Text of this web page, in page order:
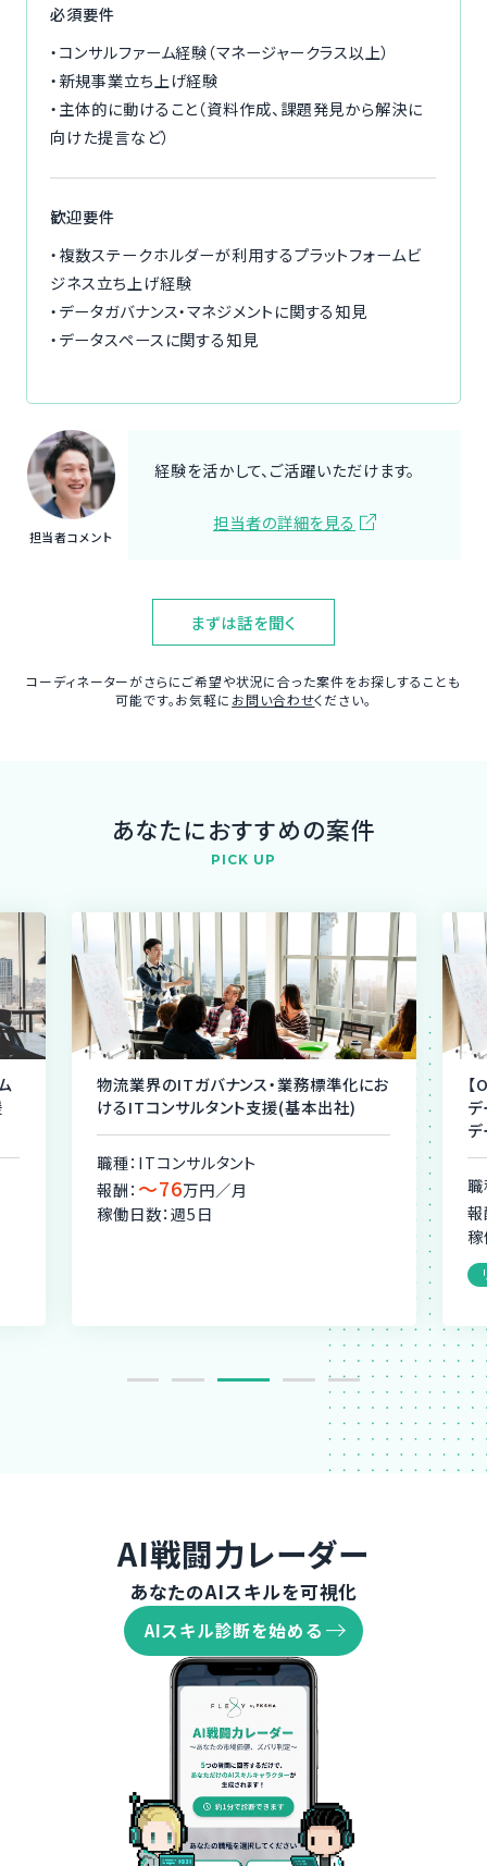
必須要件
・コンサルファーム経験（マネージャークラス以上）
・新規事業立ち上げ経験
・主体的に動けること（資料作成、課題発見から解決に
向けた提言など）
歓迎要件
・複数ステークホルダーが利用するプラットフォームビ
ジネス立ち上げ経験
・データガバナンス・マネジメントに関する知見
・データスペースに関する知見
担当者コメント
経験を活かして、ご活躍いただけます。
担当者の詳細を見る
まずは話を聞く
コーディネーターがさらにご希望や状況に合った案件をお探しすることも
可能です。お気軽に お問い合わせください。
あなたにおすすめの案件
PICK UP
物流業界のITガバナンス・業務標準化にお
けるITコンサルタント支援(基本出社)
職種：ITコンサルタント
報酬： 〜76万円／月
稼働日数：週5日
職
報
AI戦闘力レーダー
あなたのAIスキルを可視化
AIスキル診断を始める